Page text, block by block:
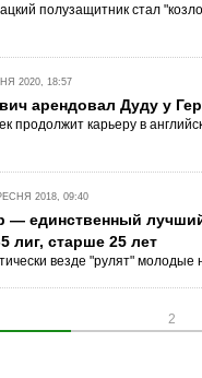
полузащитник стал
2020, 18:57
арендовал Дуду у
продолжит карьеру в
2018, 09:40
— единственный
лиг, старше 25 лет
везде "рулят"
2